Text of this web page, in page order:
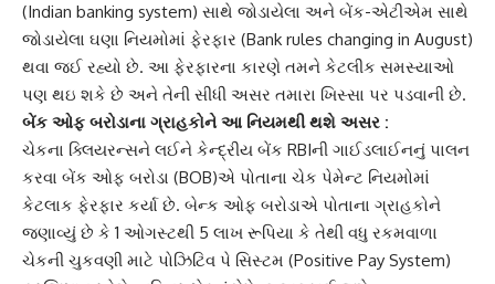
(Indian banking system) સાથે જોડાયેલા અને બેંક-એટીએમ સાથે
જોડાયેલા ઘણા નિયમોમાં ફેરફાર (Bank rules changing in August)
થવા જઈ રહ્યો છે. આ ફેરફારના કારણે તમને કેટલીક સમસ્યાઓ
પણ થઇ શકે છે અને તેની સીધી અસર તમારા ખિસ્સા પર પડવાની છે.
બેંક ઓફ બરોડાના ગ્રાહકોને આ નિયમથી થશે અસર :
ચેકના ક્લિયરન્સને લઈને કેન્દ્રીય બેંક RBIની ગાઈડલાઈનનું પાલન
કરવા બેંક ઓફ બરોડા (BOB)એ પોતાના ચેક પેમેન્ટ નિયમોમાં
કેટલાક ફેરફાર કર્યા છે. બેન્ક ઓફ બરોડાએ પોતાના ગ્રાહકોને
જણાવ્યું છે કે 1 ઓગસ્ટથી 5 લાખ રૂપિયા કે તેથી વધુ રકમવાળા
ચેકની ચુકવણી માટે પોઝિટિવ પે સિસ્ટમ (Positive Pay System)